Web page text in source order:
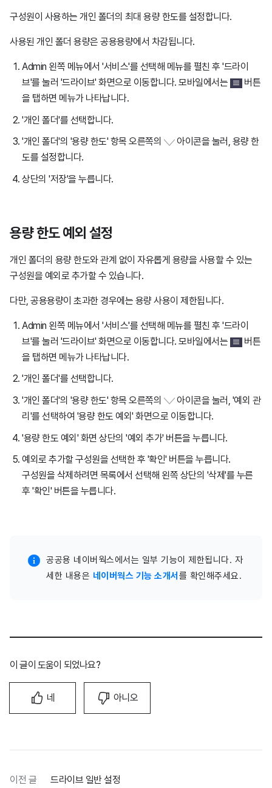
구성원이 사용하는 개인 폴더의 최대 용량 한도를 설정합니다.
사용된 개인 폴더 용량은 공용용량에서 차감됩니다.
Admin 왼쪽 메뉴에서 '서비스'를 선택해 메뉴를 펼친 후 '드라이
브'를 눌러 '드라이브' 화면으로 이동합니다. 모바일에서는
버튼
을 탭하면 메뉴가 나타납니다.
'개인 폴더'를 선택합니다.
'개인 폴더'의 '용량 한도' 항목 오른쪽의
아이콘을 눌러, 용량 한
도를 설정합니다.
상단의 '저장'을 누릅니다.
용량 한도 예외 설정
개인 폴더의 용량 한도와 관계 없이 자유롭게 용량을 사용할 수 있는
구성원을 예외로 추가할 수 있습니다.
다만, 공용용량이 초과한 경우에는 용량 사용이 제한됩니다.
Admin 왼쪽 메뉴에서 '서비스'를 선택해 메뉴를 펼친 후 '드라이
브'를 눌러 '드라이브' 화면으로 이동합니다. 모바일에서는
버튼
을 탭하면 메뉴가 나타납니다.
'개인 폴더'를 선택합니다.
'개인 폴더'의 '용량 한도' 항목 오른쪽의
아이콘을 눌러, '예외 관
리'를 선택하여 '용량 한도 예외' 화면으로 이동합니다.
'용량 한도 예외' 화면 상단의 '예외 추가' 버튼을 누릅니다.
예외로 추가할 구성원을 선택한 후 '확인' 버튼을 누릅니다.
구성원을 삭제하려면 목록에서 선택해 왼쪽 상단의 '삭제'를 누른
후 '확인' 버튼을 누릅니다.
공공용 네이버웍스에서는 일부 기능이 제한됩니다. 자
세한 내용은 네이버웍스 기능 소개서 를 확인해주세요.
이 글이 도움이 되었나요?
네 아니오
이전 글
드라이브 일반 설정